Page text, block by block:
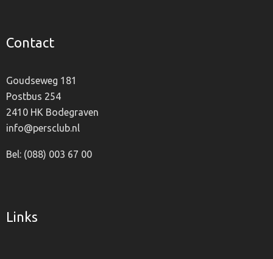
Contact
Goudseweg 181
Postbus 254
2410 HK Bodegraven
info@persclub.nl
Bel: (088) 003 67 00
Links